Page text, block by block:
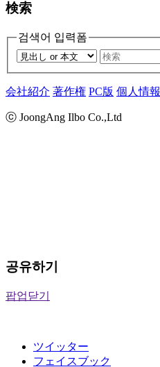
検索
검색어 입력폼
会社紹介 著作権 PC版 個人情報
ⓒ JoongAng Ilbo Co.,Ltd
공유하기
팝업닫기
ツイッター
フェイスブック